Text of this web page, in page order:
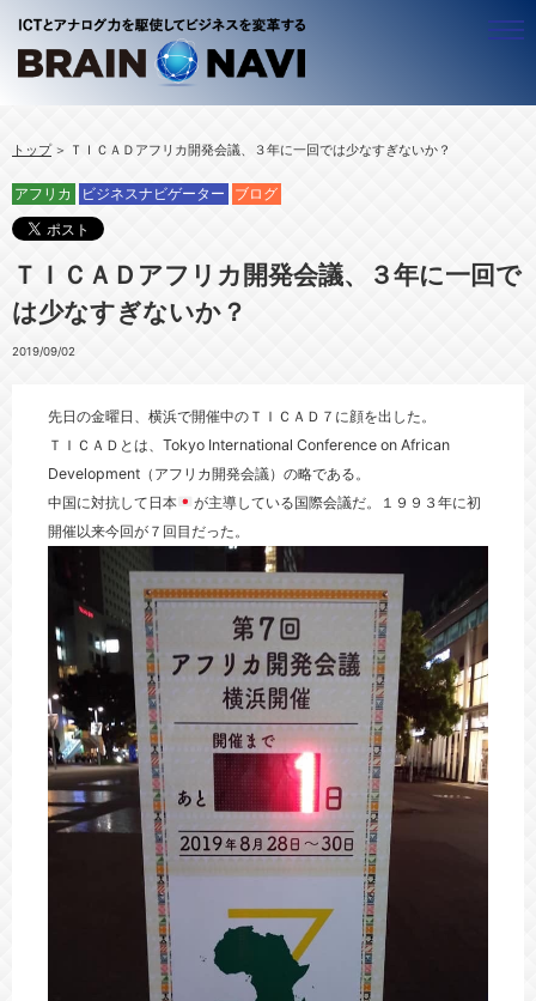
ALL
ＢＷＧ ＣＥＯ 近藤昇
ベトナムのことなら！梅里 尚子
竹守 みどり
アジア
ALL
ベトナム
ミャンマー
カンボジア
ラオス
アフリカ
ALL
ルワンダ
ウガンダ
ＩＣＴ
ALL
企業経営
官公庁・自治体
シニア
ALL
豊かな生活（ＱＯＬ）
働き方
ALL
海外で働く
ビジネスプロデュース
コンテンツ
事業創造
経営革新
人材活用
リスクマネジメント
情報セキュリティ
経営リスク
ブログ
情報発信
トップ ＴＩＣＡＤアフリカ開発会議、３年に一回では少なすぎないか？
アフリカ ビジネスナビゲーター ブログ
ＴＩＣＡＤアフリカ開発会議、３年に一回で
は少なすぎないか？
2019/09/02
先日の金曜日、横浜で開催中のＴＩＣＡＤ７に顔を出した。
ＴＩＣＡＤとは、 Tokyo International Conference on African
Development （アフリカ開発会議）の略である。
中国に対抗して日本
が主導している国際会議だ。１９９３年に初
開催以来今回が７回目だった。